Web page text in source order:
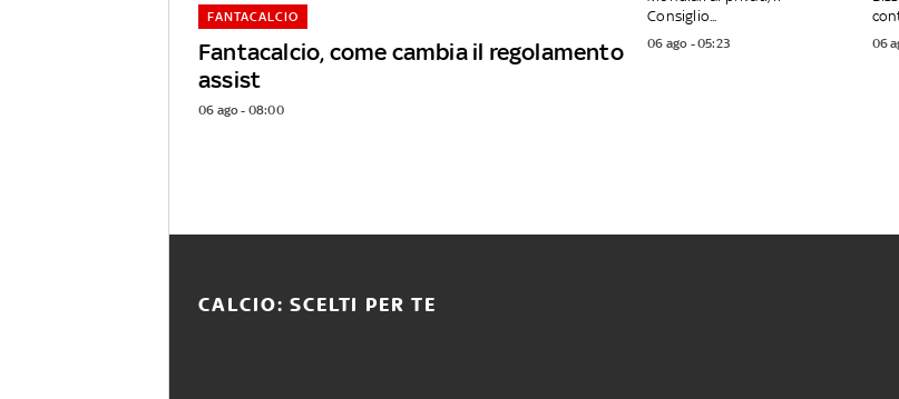
Fantacalcio, come cambia il regolamento
assist
FANTACALCIO
06 ago - 08:00
Consiglio...
06 ago - 05:23 06
CALCIO: SCELTI PER TE